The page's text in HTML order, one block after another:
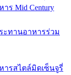
ร Mid Century
ะทานอาหารร่วม
ารสไตล์มิดเซ็นจูรี่